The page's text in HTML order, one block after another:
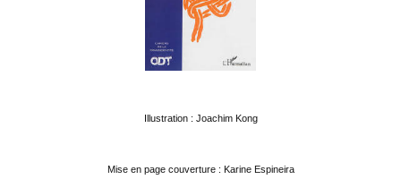
Illustration : Joachim Kong
Mise en page couverture : Karine Espineira